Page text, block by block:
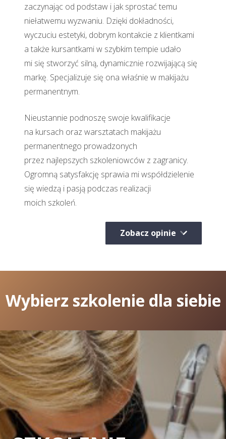
zaczynając od podstaw i jak sprostać temu
niełatwemu wyzwaniu. Dzięki dokładności,
wyczuciu estetyki, dobrym kontakcie z klientkami
a także kursantkami w szybkim tempie udało
mi się stworzyć silną, dynamicznie rozwijającą się
markę. Specjalizuje się ona właśnie w makijażu
permanentnym.
Nieustannie podnoszę swoje kwalifikacje
na kursach oraz warsztatach makijażu
permanentnego prowadzonych
przez najlepszych szkoleniowców z zagranicy.
Ogromną satysfakcję sprawia mi współdzielenie
się wiedzą i pasją podczas realizacji
moich szkoleń.
Zobacz opinie
Wybierz szkolenie dla siebie